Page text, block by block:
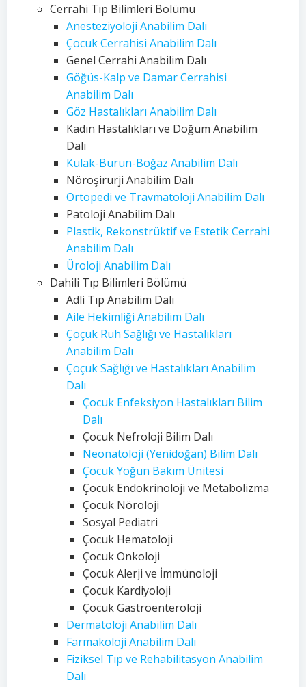
Cerrahi Tıp Bilimleri Bölümü
Anesteziyoloji Anabilim Dalı
Çocuk Cerrahisi Anabilim Dalı
Genel Cerrahi Anabilim Dalı
Göğüs-Kalp ve Damar Cerrahisi
Anabilim Dalı
Göz Hastalıkları Anabilim Dalı
Kadın Hastalıkları ve Doğum Anabilim
Dalı
Kulak-Burun-Boğaz Anabilim Dalı
Nöroşirurji Anabilim Dalı
Ortopedi ve Travmatoloji Anabilim Dalı
Patoloji Anabilim Dalı
Plastik, Rekonstrüktif ve Estetik Cerrahi
Anabilim Dalı
Üroloji Anabilim Dalı
Dahili Tıp Bilimleri Bölümü
Adli Tıp Anabilim Dalı
Aile Hekimliği Anabilim Dalı
Çoçuk Ruh Sağlığı ve Hastalıkları
Anabilim Dalı
Çoçuk Sağlığı ve Hastalıkları Anabilim
Dalı
Çocuk Enfeksiyon Hastalıkları Bilim
Dalı
Çocuk Nefroloji Bilim Dalı
Neonatoloji (Yenidoğan) Bilim Dalı
Çocuk Yoğun Bakım Ünitesi
Çocuk Endokrinoloji ve Metabolizma
Çocuk Nöroloji
Sosyal Pediatri
Çocuk Hematoloji
Çocuk Onkoloji
Çocuk Alerji ve İmmünoloji
Çocuk Kardiyoloji
Çocuk Gastroenteroloji
Dermatoloji Anabilim Dalı
Farmakoloji Anabilim Dalı
Fiziksel Tıp ve Rehabilitasyon Anabilim
Dalı